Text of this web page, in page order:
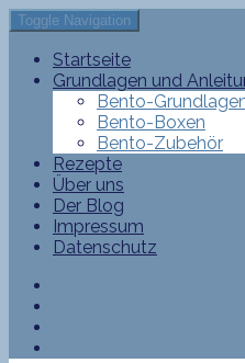
Toggle Navigation
Startseite
Grundlagen und
Bento-
Bento-Boxen
Bento-Zubehör
Rezepte
Über uns
Der Blog
Impressum
Datenschutz